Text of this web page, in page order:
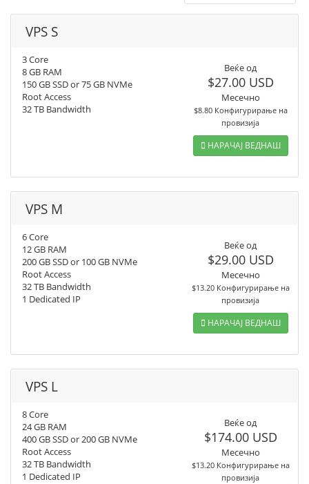
VPS S
3 Core
8 GB RAM
150 GB SSD or 75 GB NVMe
Root Access
32 TB Bandwidth
Веќе од
$27.00 USD
Месечно
$8.80 Конфигурирање на
провизија
НАРАЧАЈ ВЕДНАШ
VPS M
6 Core
12 GB RAM
200 GB SSD or 100 GB NVMe
Root Access
32 TB Bandwidth
1 Dedicated IP
Веќе од
$29.00 USD
Месечно
$13.20 Конфигурирање на
провизија
НАРАЧАЈ ВЕДНАШ
VPS L
8 Core
24 GB RAM
400 GB SSD or 200 GB NVMe
Root Access
32 TB Bandwidth
1 Dedicated IP
Веќе од
$174.00 USD
Месечно
$13.20 Конфигурирање на
провизија